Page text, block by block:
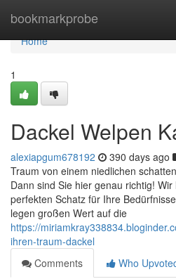
bookmarkprobe
Home
Home
1
Dackel Welpen
alexiapgum678192 390 days ago
Traum von einem niedlichen
Dann sind Sie hier genau richtig!
perfekten Schatz für Ihre
legen großen Wert auf die
https://
ihren-traum-dackel
Comments
Who